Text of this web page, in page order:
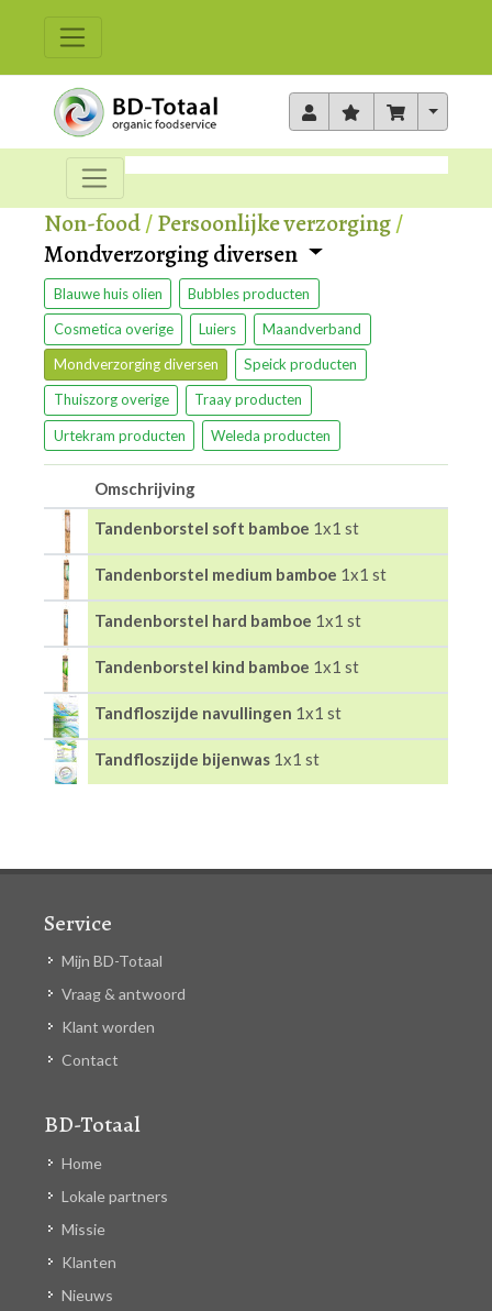
Toggle
Non-food/Persoonlijke verzorging/
Mondverzorging diversen
Blauwe huis olien Bubbles producten
Cosmetica overige Luiers Maandverband
Mondverzorging diversen Speick producten
Thuiszorg overige Traay producten
Urtekram producten Weleda producten
Omschrijving
Tandenborstel soft bamboe 1x1 st
Tandenborstel medium bamboe 1x1 st
Tandenborstel hard bamboe 1x1 st
Tandenborstel kind bamboe 1x1 st
Tandfloszijde navullingen 1x1 st
Tandfloszijde bijenwas 1x1 st
Service
Mijn BD-Totaal
Vraag & antwoord
Klant worden
Contact
BD-Totaal
Home
Lokale partners
Missie
Klanten
Nieuws